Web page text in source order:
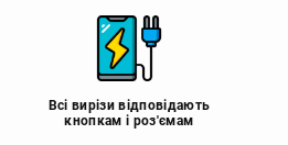
Всі вирізи відповідають
кнопкам і роз'ємам